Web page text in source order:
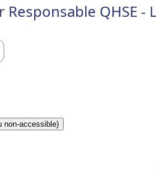
Responsable QHSE -
non-accessible)